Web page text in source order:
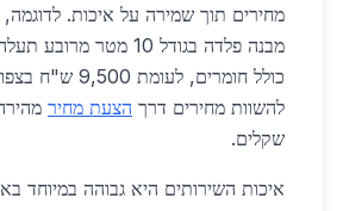
מחירים תוך שמירה על איכות. לדוגמה,
כולל חומרים,
להשוות מחירים דרך הצעת מחיר
שקלים.
איכות השירותים היא גבוהה במיוחד